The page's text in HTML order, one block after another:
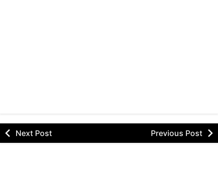
Next Post Previous Post